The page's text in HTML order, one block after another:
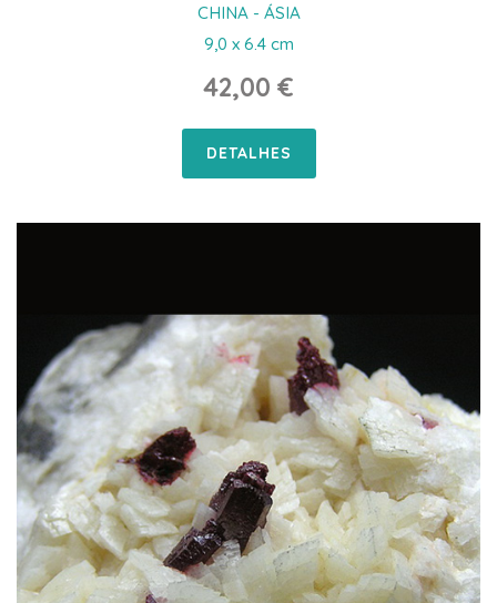
CHINA - ÁSIA
9,0 x 6.4 cm
42,00 €
DETALHES